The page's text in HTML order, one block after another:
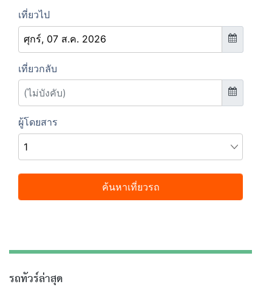
รถทัวร์ล่าสุด